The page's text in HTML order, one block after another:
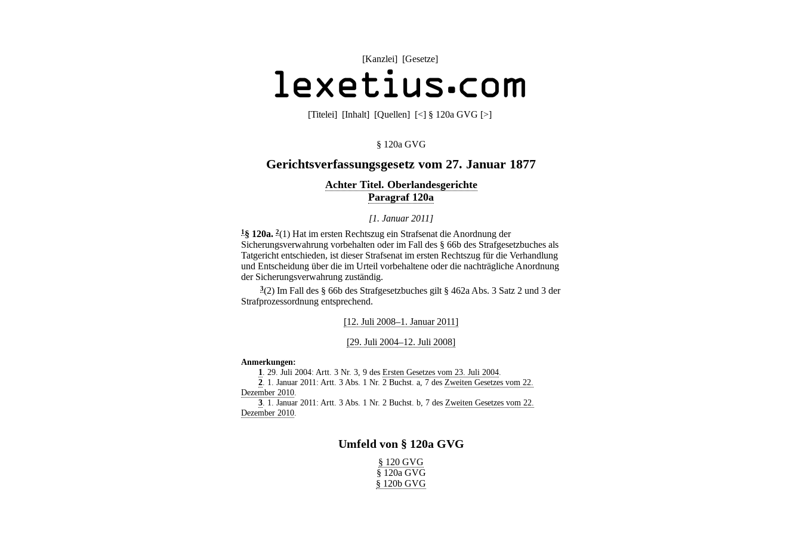
[Kanzlei] [Gesetze]
[Titelei] [Inhalt] [Quellen] [<] § 120a GVG [>]
§ 120a GVG
Gerichtsverfassungsgesetz vom 27. Januar 1877
Achter Titel. Oberlandesgerichte
Paragraf 120a
[1. Januar 2011]
1 § 120a. 2(1) Hat im ersten Rechtszug ein Strafsenat die Anordnung der
Sicherungsverwahrung vorbehalten oder im Fall des § 66b des Strafgesetzbuches als
Tatgericht entschieden, ist dieser Strafsenat im ersten Rechtszug für die Verhandlung
und Entscheidung über die im Urteil vorbehaltene oder die nachträgliche Anordnung
der Sicherungsverwahrung zuständig.
3(2) Im Fall des § 66b des Strafgesetzbuches gilt § 462a Abs. 3 Satz 2 und 3 der
Strafprozessordnung entsprechend.
[12. Juli 2008–1. Januar 2011]
[29. Juli 2004–12. Juli 2008]
Anmerkungen:
1. 29. Juli 2004: Artt. 3 Nr. 3, 9 des Ersten Gesetzes vom 23. Juli 2004.
2. 1. Januar 2011: Artt. 3 Abs. 1 Nr. 2 Buchst. a, 7 des Zweiten Gesetzes vom 22.
Dezember 2010.
3. 1. Januar 2011: Artt. 3 Abs. 1 Nr. 2 Buchst. b, 7 des Zweiten Gesetzes vom 22.
Dezember 2010.
Umfeld von § 120a GVG
§ 120 GVG
§ 120a GVG
§ 120b GVG